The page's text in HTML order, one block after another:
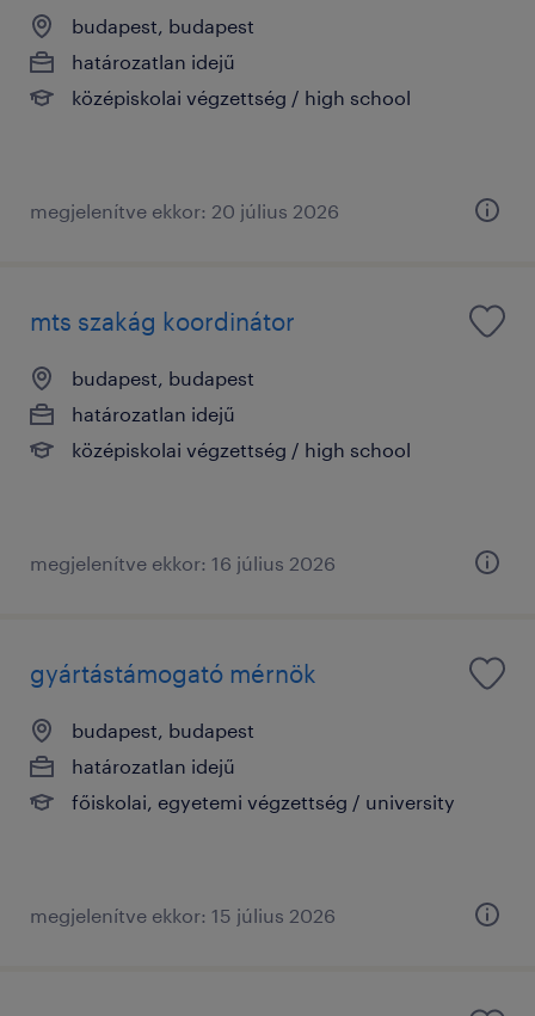
budapest, budapest
határozatlan idejű
középiskolai végzettség / high school
megjelenítve ekkor: 20 július 2026
mts szakág koordinátor
budapest, budapest
határozatlan idejű
középiskolai végzettség / high school
megjelenítve ekkor: 16 július 2026
gyártástámogató mérnök
budapest, budapest
határozatlan idejű
főiskolai, egyetemi végzettség / university
megjelenítve ekkor: 15 július 2026